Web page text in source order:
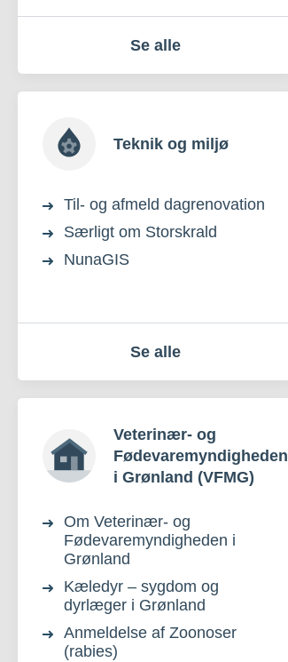
Se alle
Teknik og miljø
Til- og afmeld dagrenovation
Særligt om Storskrald
NunaGIS
Se alle
Veterinær- og
Fødevaremyndigheden
i Grønland (VFMG)
Om Veterinær- og
Fødevaremyndigheden i
Grønland
Kæledyr – sygdom og
dyrlæger i Grønland
Anmeldelse af Zoonoser
(rabies)